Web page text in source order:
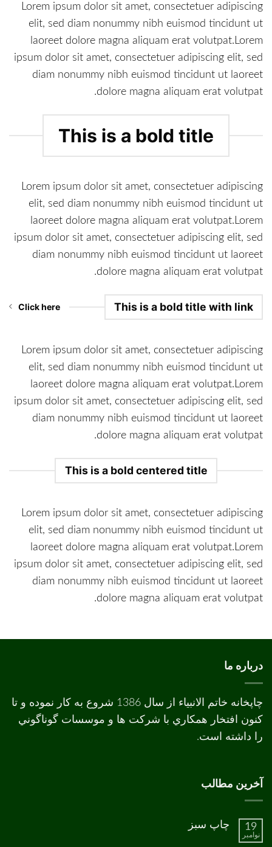
Lorem ipsum dolor sit amet, consectetuer adipiscing
elit, sed diam nonummy nibh euismod tincidunt ut
laoreet dolore magna aliquam erat volutpat.Lorem
ipsum dolor sit amet, consectetuer adipiscing elit, sed
diam nonummy nibh euismod tincidunt ut laoreet
dolore magna aliquam erat volutpat.
This is a bold title
Lorem ipsum dolor sit amet, consectetuer adipiscing
elit, sed diam nonummy nibh euismod tincidunt ut
laoreet dolore magna aliquam erat volutpat.Lorem
ipsum dolor sit amet, consectetuer adipiscing elit, sed
diam nonummy nibh euismod tincidunt ut laoreet
dolore magna aliquam erat volutpat.
This is a bold title with link
Click here
Lorem ipsum dolor sit amet, consectetuer adipiscing
elit, sed diam nonummy nibh euismod tincidunt ut
laoreet dolore magna aliquam erat volutpat.Lorem
ipsum dolor sit amet, consectetuer adipiscing elit, sed
diam nonummy nibh euismod tincidunt ut laoreet
dolore magna aliquam erat volutpat.
This is a bold centered title
Lorem ipsum dolor sit amet, consectetuer adipiscing
elit, sed diam nonummy nibh euismod tincidunt ut
laoreet dolore magna aliquam erat volutpat.Lorem
ipsum dolor sit amet, consectetuer adipiscing elit, sed
diam nonummy nibh euismod tincidunt ut laoreet
dolore magna aliquam erat volutpat.
درباره ما
چاپخانه خاتم الانبیاء از سال 1386 شروع به کار نموده و تا
کنون افتخار همکاري با شرکت ها و موسسات گوناگوني
را داشته است.
آخرین مطالب
19
نوامبر
چاپ سبز